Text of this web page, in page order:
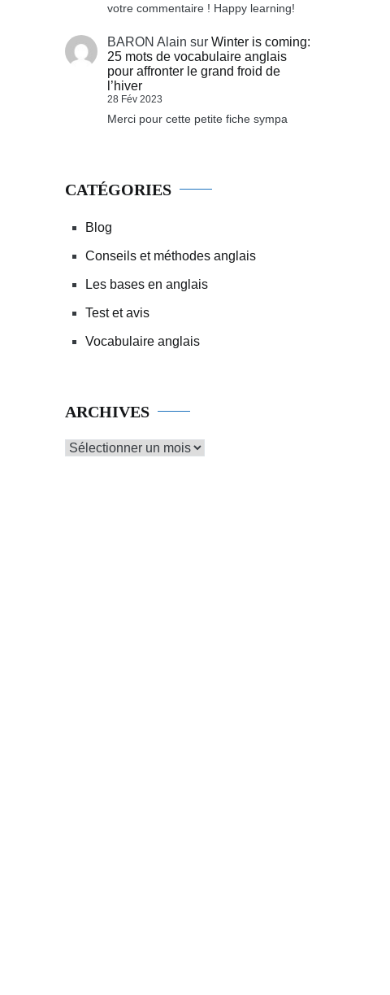
votre commentaire ! Happy learning!
BARON Alain sur Winter is coming:
25 mots de vocabulaire anglais
pour affronter le grand froid de
l’hiver
28 Fév 2023
Merci pour cette petite fiche sympa
CATÉGORIES
Blog
Conseils et méthodes anglais
Les bases en anglais
Test et avis
Vocabulaire anglais
ARCHIVES
Archives